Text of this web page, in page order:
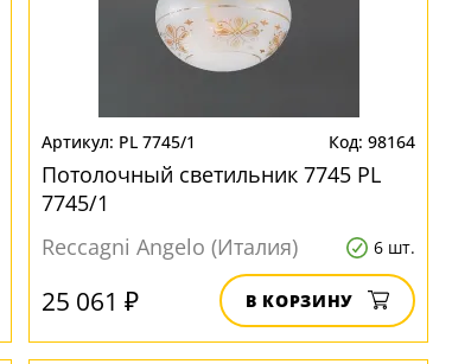
PL 7745/1 98164
Потолочный светильник 7745 PL
7745/1
Reccagni Angelo (Италия)
6 шт.
25 061 ₽ В КОРЗИНУ